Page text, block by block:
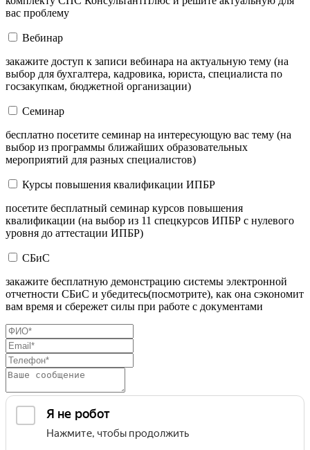
вас проблему
Вебинар
закажите доступ к записи вебинара на актуальную тему (на
выбор для бухгалтера, кадровика, юриста, специалиста по
госзакупкам, бюджетной организации)
Семинар
бесплатно посетите семинар на интересующую вас тему (на
выбор из программы ближайших образовательных
мероприятий для разных специалистов)
Курсы повышения квалификации ИПБР
посетите бесплатный семинар курсов повышения
квалификации (на выбор из 11 спецкурсов ИПБР с нулевого
уровня до аттестации ИПБР)
СБиС
закажите бесплатную демонстрацию системы электронной
отчетности СБиС и убедитесь(посмотрите), как она сэкономит
вам время и сбережет силы при работе с документами